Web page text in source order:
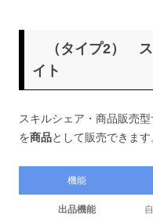
（タイプ2） ス
イト
スキルシェア・商品販売
を商品として販売できます
機能
出品機能